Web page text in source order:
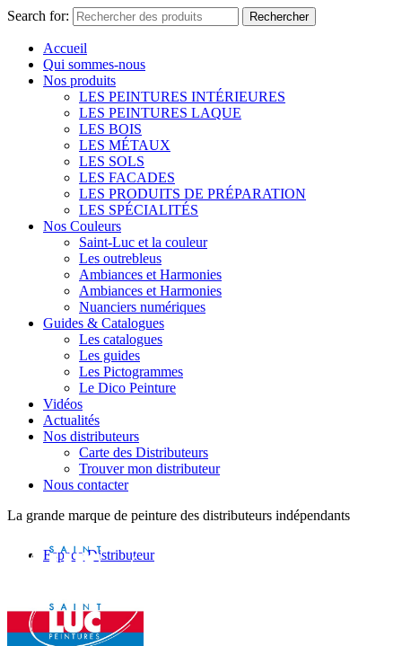
Search for: Rechercher
Accueil
Qui sommes-nous
Nos produits
LES PEINTURES INTÉRIEURES
LES PEINTURES LAQUE
LES BOIS
LES MÉTAUX
LES SOLS
LES FACADES
LES PRODUITS DE PRÉPARATION
LES SPÉCIALITÉS
Nos Couleurs
Saint-Luc et la couleur
Les outrebleus
Ambiances et Harmonies
Ambiances et Harmonies
Nuanciers numériques
Guides & Catalogues
Les catalogues
Les guides
Les Pictogrammes
Le Dico Peinture
Vidéos
Actualités
Nos distributeurs
Carte des Distributeurs
Trouver mon distributeur
Nous contacter
La grande marque de peinture des distributeurs indépendants
Espace Distributeur